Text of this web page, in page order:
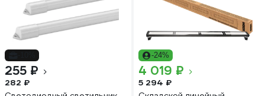
255 ₽
282 ₽
-24%
4 019 ₽
5 294 ₽